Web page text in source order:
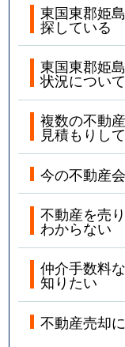
東国東郡姫
探している
東国東郡姫
状況につい
複数の不動
見積もりし
今の不動産
不動産を売
わからない
仲介手数料
知りたい
不動産売却